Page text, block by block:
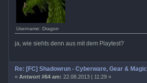
Username: Dragon
ja, wie siehts denn aus mit dem Playtest?
Re: [FC] Shadowrun - Cyberware, Gear & Magic
« Antwort #64 am: 22.08.2013 | 11:29 »